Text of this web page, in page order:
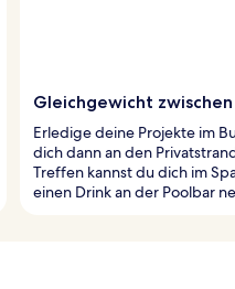
Gleichgewicht
Erledige deine Projekte im
dich dann an den
Treffen kannst du dich im
einen Drink an der Poolbar